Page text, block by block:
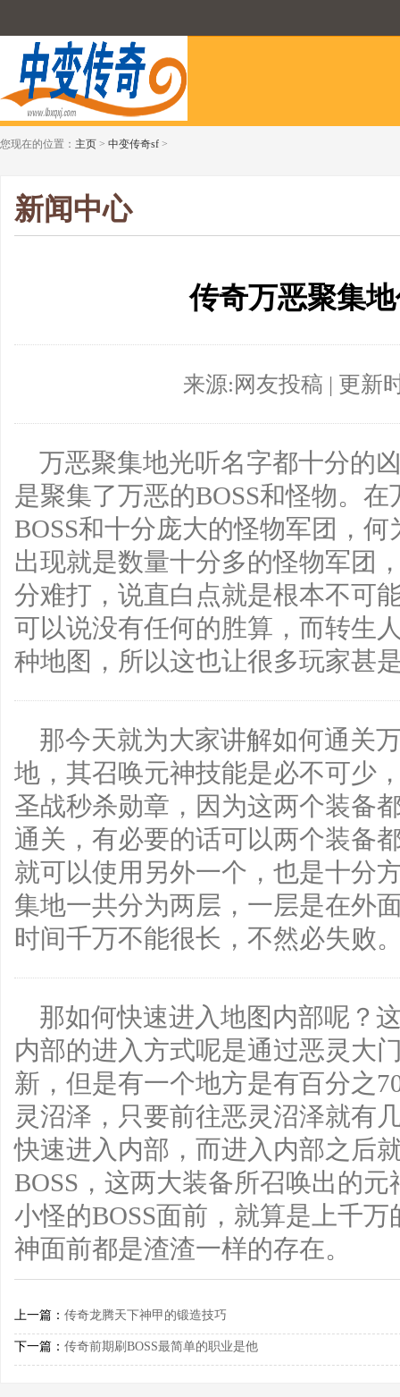
您现在的位置： 主页 > 中变传奇sf >
新闻中心
传奇万恶聚集
来源:网友投稿 | 更新
万恶聚集地光听名字都十分的
是聚集了万恶的BOSS和怪物。
BOSS和十分庞大的怪物军团，
出现就是数量十分多的怪物军团
分难打，说直白点就是根本不可
可以说没有任何的胜算，而转生
种地图，所以这也让很多玩家甚
那今天就为大家讲解如何通关
地，其召唤元神技能是必不可少
圣战秒杀勋章，因为这两个装备
通关，有必要的话可以两个装备
就可以使用另外一个，也是十分
集地一共分为两层，一层是在外
时间千万不能很长，不然必失败
那如何快速进入地图内部呢？
内部的进入方式呢是通过恶灵大
新，但是有一个地方是有百分之
灵沼泽，只要前往恶灵沼泽就有
快速进入内部，而进入内部之后
BOSS，这两大装备所召唤出的
小怪的BOSS面前，就算是上千
神面前都是渣渣一样的存在。
上一篇： 传奇龙腾天下神甲的锻造技巧
下一篇： 传奇前期刷BOSS最简单的职业是他